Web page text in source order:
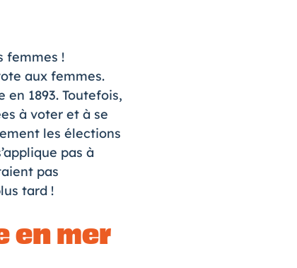
femmes !
aux femmes.
1893. Toutefois,
à voter et à se
les élections
pas à
pas
tard !
en mer